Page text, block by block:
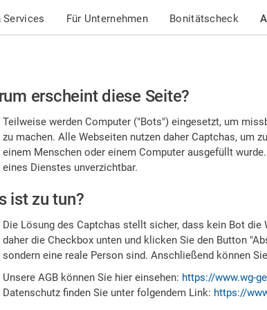
Services Für Unternehmen Bonitätscheck
erscheint diese Seite?
Teilweise werden Computer ("Bots") eingesetzt, um
zu machen. Alle Webseiten nutzen daher Captchas, um
einem Menschen oder einem Computer ausgefüllt
eines Dienstes unverzichtbar.
ist zu tun?
Die Lösung des Captchas stellt sicher, dass kein Bot
daher die Checkbox unten und klicken Sie den Button
sondern eine reale Person sind. Anschließend können
Unsere AGB können Sie hier einsehen: https://www.wg-
Datenschutz finden Sie unter folgendem Link: https://